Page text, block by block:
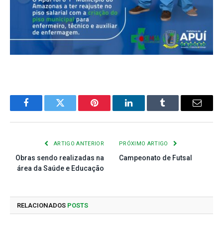
FacebookTwitter Pinterest LinkedInTumblr
E-
ARTIGO ANTERIOR
Obras sendo realizadas na
área da Saúde e Educação
PRÓXIMO ARTIGO
Campeonato de Futsal
RELACIONADOS POSTS